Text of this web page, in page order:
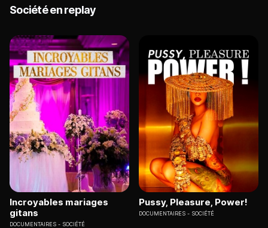
Société en replay
Incroyables mariages
gitans
DOCUMENTAIRES SOCIÉTÉ
Pussy, Pleasure, Power!
DOCUMENTAIRES SOCIÉTÉ